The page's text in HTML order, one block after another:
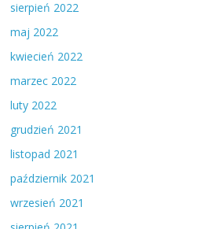
sierpień 2022
maj 2022
kwiecień 2022
marzec 2022
luty 2022
grudzień 2021
listopad 2021
październik 2021
wrzesień 2021